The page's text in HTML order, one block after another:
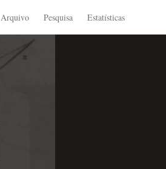
Arquivo Pesquisa Estatísticas